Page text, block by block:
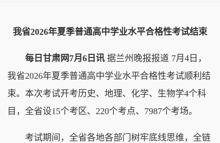
我省2026年夏季普通高中学业水平合格性考试结束
每日甘肃网7月6日讯 据兰州晚报报道 7月4日，
我省2026年夏季普通高中学业水平合格性考试顺利结
束。本次考试开考历史、地理、化学、生物学4个科
目，全省设15个考区、220个考点、7987个考场。
考试期间，全省各地各部门树牢底线思维，全链